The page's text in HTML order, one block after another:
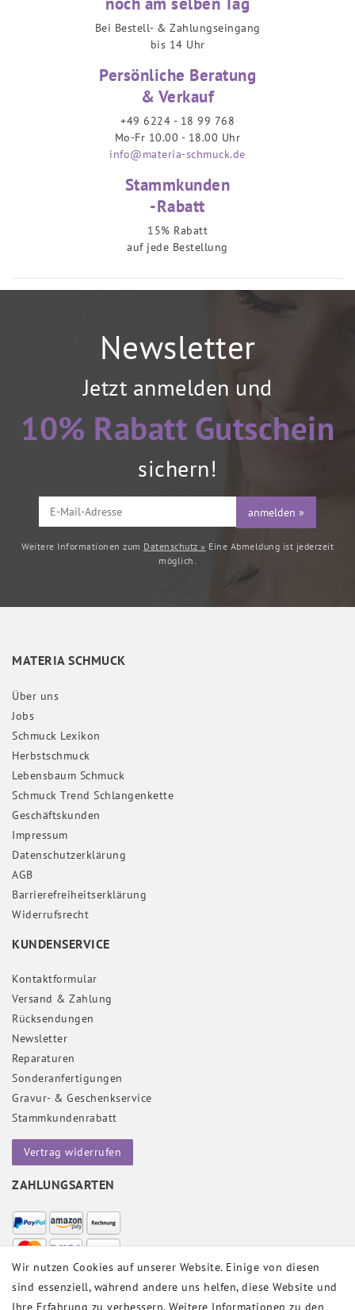
Bei Bestell- & Zahlungseingang
bis 14 Uhr
Persönliche Beratung
& Verkauf
+49 6224 - 18 99 768
Mo-Fr 10.00 - 18.00 Uhr
info@materia-schmuck.de
Stammkunden
-Rabatt
15% Rabatt
auf jede Bestellung
Newsletter
Jetzt anmelden und
10% Rabatt Gutschein
sichern!
anmelden »
Weitere Informationen zum Datenschutz » Eine Abmeldung ist jederzeit
möglich.
MATERIA SCHMUCK
Über uns
Jobs
Schmuck Lexikon
Herbstschmuck
Lebensbaum Schmuck
Schmuck Trend Schlangenkette
Geschäftskunden
Impressum
Daten­schutz­erklärung
AGB
Barrierefreiheitserklärung
Widerrufs­recht
KUNDENSERVICE
Kontaktformular
Versand & Zahlung
Rücksendungen
Newsletter
Reparaturen
Sonderanfertigungen
Gravur- & Geschenkservice
Stammkundenrabatt
Vertrag widerrufen
ZAHLUNGSARTEN
VERSANDPARTNER
Wir nutzen Cookies auf unserer Website. Einige von diesen
sind essenziell, während andere uns helfen, diese Website und
Ihre Erfahrung zu verbessern. Weitere Informationen zu den